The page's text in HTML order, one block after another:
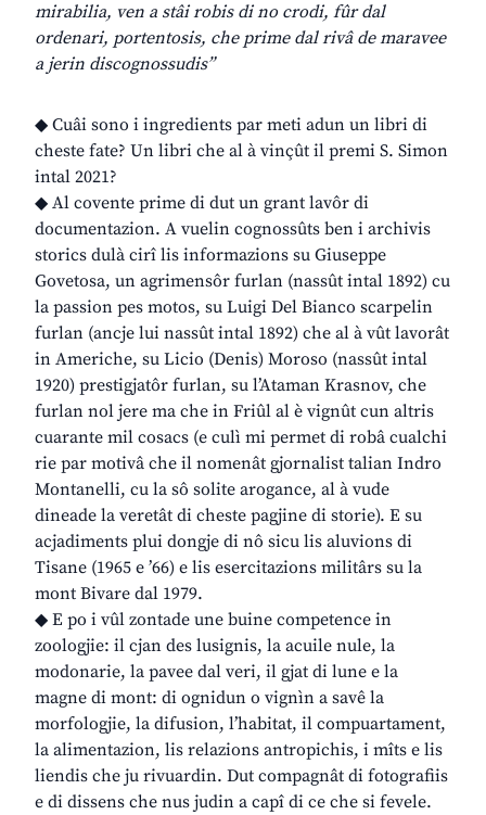
mirabilia, ven a stâi robis di no crodi, fûr dal
ordenari, portentosis, che prime dal rivâ de maravee
a jerin discognossudis”
◆ Cuâi sono i ingredients par meti adun un libri di
cheste fate? Un libri che al à vinçût il premi S. Simon
intal 2021?
◆ Al covente prime di dut un grant lavôr di
documentazion. A vuelin cognossûts ben i archivis
storics dulà cirî lis informazions su Giuseppe
Govetosa, un agrimensôr furlan (nassût intal 1892) cu
la passion pes motos, su Luigi Del Bianco scarpelin
furlan (ancje lui nassût intal 1892) che al à vût lavorât
in Americhe, su Licio (Denis) Moroso (nassût intal
1920) prestigjatôr furlan, su l’Ataman Krasnov, che
furlan nol jere ma che in Friûl al è vignût cun altris
cuarante mil cosacs (e culì mi permet di robâ cualchi
rie par motivâ che il nomenât gjornalist talian Indro
Montanelli, cu la sô solite arogance, al à vude
dineade la veretât di cheste pagjine di storie). E su
acjadiments plui dongje di nô sicu lis aluvions di
Tisane (1965 e ’66) e lis esercitazions militârs su la
mont Bivare dal 1979.
◆ E po i vûl zontade une buine competence in
zoologjie: il cjan des lusignis, la acuile nule, la
modonarie, la pavee dal veri, il gjat di lune e la
magne di mont: di ognidun o vignìn a savê la
morfologjie, la difusion, l’habitat, il compuartament,
la alimentazion, lis relazions antropichis, i mîts e lis
liendis che ju rivuardin. Dut compagnât di fotografiis
e di dissens che nus judin a capî di ce che si fevele.